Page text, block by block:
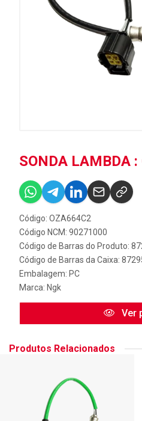
SONDA LAMBDA
Código: OZA664C2
Código NCM: 90271000
Código de Barras do Produto:
Código de Barras da Caixa:
Embalagem: PC
Marca: Ngk
Ver
Produtos Relacionados